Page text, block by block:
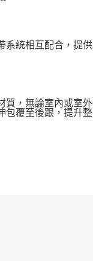
系統相互配合，提
質，無論室內或室
包覆至後跟，提升整